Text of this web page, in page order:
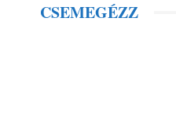
CSEMEGÉZZ